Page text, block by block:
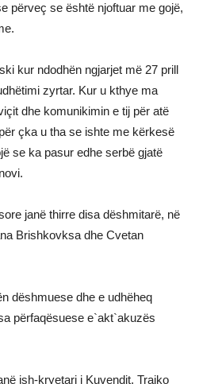
përveç se është njoftuar me gojë,
kur ndodhën ngjarjet më 27 prill
zyrtar. Kur u kthye ma
dhe komunikimin e tij për atë
çka u tha se ishte me kërkesë
se ka pasur edhe serbë gjatë
janë thirre disa dëshmitarë, në
Brishkovksa dhe Cvetan
dëshmuese dhe e udhëheq
përfaqësuese e`akt`аkuzës
ish-kryetari i Kuvendit, Trajko